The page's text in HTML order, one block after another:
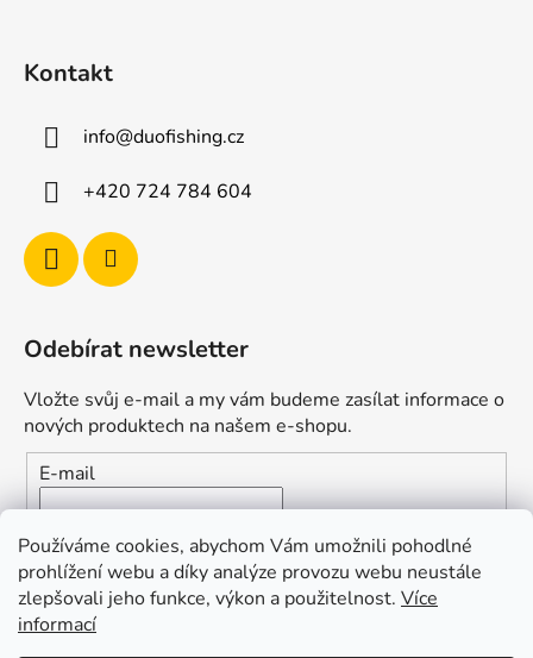
Používáme cookies, abychom Vám umožnili pohodlné
prohlížení webu a díky analýze provozu webu neustále
zlepšovali jeho funkce, výkon a použitelnost. Více
informací
Kontakt
info@duofishing.cz
+420 724 784 604
Odebírat newsletter
Vložte svůj e-mail a my vám budeme zasílat informace o
nových produktech na našem e-shopu.
E-mail
Vložením e-mailu souhlasíte s
podmínkami ochrany
osobních údajů
PŘIHLÁSIT SE